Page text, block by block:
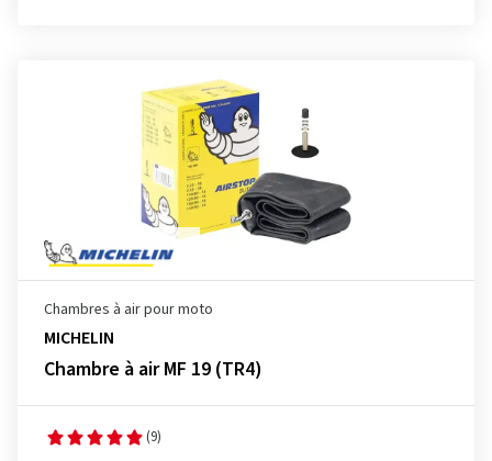
Chambres à air pour moto
MICHELIN
Chambre à air MF 19 (TR4)
(9)